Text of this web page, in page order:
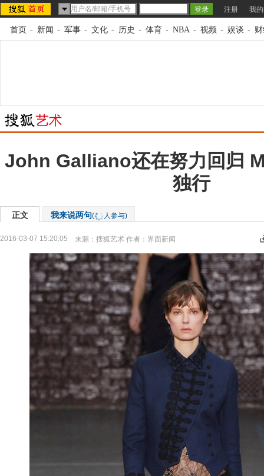
注册 我
首页 - 新闻 - 军事 - 文化 - 历史 - 体育 - NBA - 视频 - 娱谈 -
John Galliano还在努力回归
独行
正文 我来说两句( 人参与)
2016-03-07 15:20:05 来源： 搜狐艺术 作者：界面新闻